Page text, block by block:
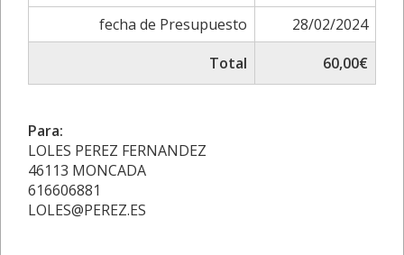
fecha de Presupuesto
28/02/2024
Total
60,00€
Para:
LOLES PEREZ FERNANDEZ
46113 MONCADA
616606881
LOLES@PEREZ.ES